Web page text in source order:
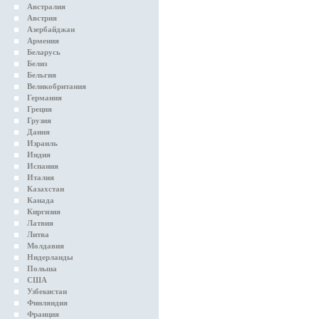
Австралия
Австрия
Азербайджан
Армения
Беларусь
Белиз
Бельгия
Великобритания
Германия
Греция
Грузия
Дания
Израиль
Индия
Испания
Италия
Казахстан
Канада
Киргизия
Латвия
Литва
Молдавия
Нидерланды
Польша
США
Узбекистан
Финляндия
Франция